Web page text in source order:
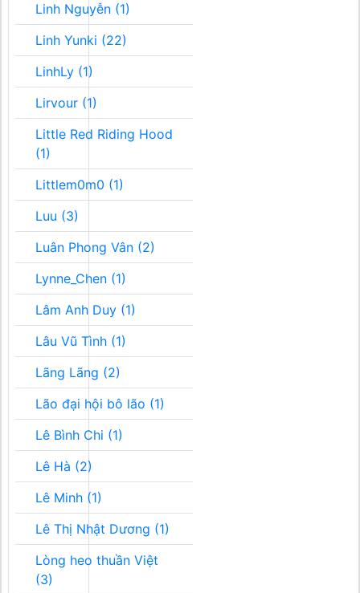
Linh Nguyễn (1)
Linh Yunki (22)
LinhLy (1)
Lirvour (1)
Little Red Riding Hood
(1)
Littlem0m0 (1)
Luu (3)
Luân Phong Vân (2)
Lynne_Chen (1)
Lâm Anh Duy (1)
Lâu Vũ Tình (1)
Lãng Lãng (2)
Lão đại hội bô lão (1)
Lê Bình Chi (1)
Lê Hà (2)
Lê Minh (1)
Lê Thị Nhật Dương (1)
Lòng heo thuần Việt
(3)